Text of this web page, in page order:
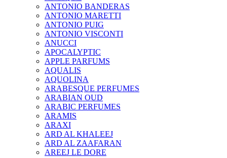
ANTONIO BANDERAS
ANTONIO MARETTI
ANTONIO PUIG
ANTONIO VISCONTI
ANUCCI
APOCALYPTIC
APPLE PARFUMS
AQUALIS
AQUOLINA
ARABESQUE PERFUMES
ARABIAN OUD
ARABIC PERFUMES
ARAMIS
ARAXI
ARD AL KHALEEJ
ARD AL ZAAFARAN
AREEJ LE DORE